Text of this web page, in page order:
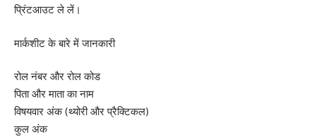
प्रिंटआउट ले लें।
मार्कशीट के बारे में जानकारी
रोल नंबर और रोल कोड
पिता और माता का नाम
विषयवार अंक (थ्योरी और प्रैक्टिकल)
कुल अंक